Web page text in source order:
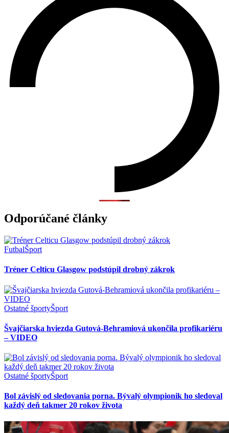
Odporúčané články
FutbalŠport
Tréner Celticu Glasgow podstúpil drobný zákrok
Ostatné športyŠport
Švajčiarska hviezda Gutová-Behramiová ukončila profikariéru
– VIDEO
Ostatné športyŠport
Bol závislý od sledovania porna. Bývalý olympionik ho sledoval
každý deň takmer 20 rokov života